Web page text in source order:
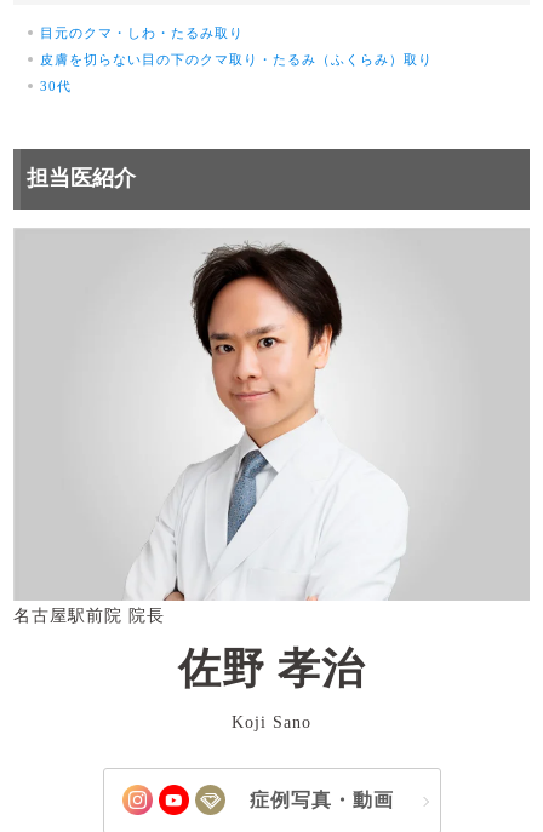
目元のクマ・しわ・たるみ取り
皮膚を切らない目の下のクマ取り・たるみ（ふくらみ）取り
30代
担当医紹介
名古屋駅前院 院長
佐野 孝治
Koji Sano
症例写真・動画